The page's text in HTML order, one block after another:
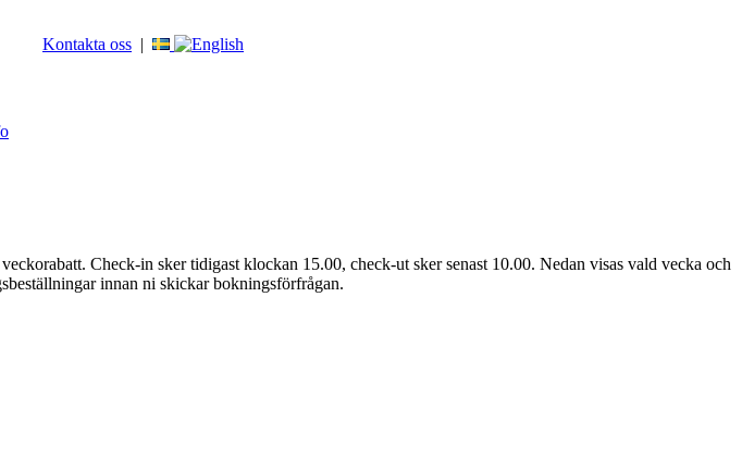
Kontakta oss |
Check-in sker tidigast klockan 15.00, check-ut sker senast 10.00. Nedan visas vald vecka och
innan ni skickar bokningsförfrågan.